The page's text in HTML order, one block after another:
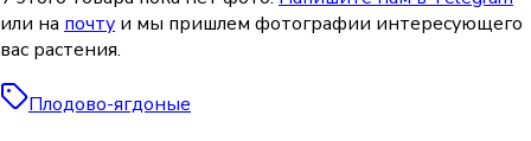
или на почту и мы пришлем фотографии интересующего
вас растения.
Плодово-ягдоные